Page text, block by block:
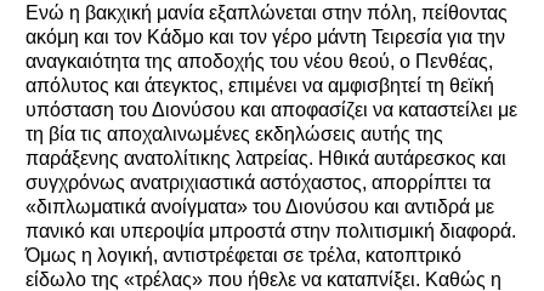
Ενώ η βακχική μανία εξαπλώνεται στην πόλη, πείθοντας
ακόμη και τον Κάδμο και τον γέρο μάντη Τειρεσία για την
αναγκαιότητα της αποδοχής του νέου θεού, ο Πενθέας,
απόλυτος και άτεγκτος, επιμένει να αμφισβητεί τη θεϊκή
υπόσταση του Διονύσου και αποφασίζει να καταστείλει με
τη βία τις αποχαλινωμένες εκδηλώσεις αυτής της
παράξενης ανατολίτικης λατρείας. Ηθικά αυτάρεσκος και
συγχρόνως ανατριχιαστικά αστόχαστος, απορρίπτει τα
«διπλωματικά ανοίγματα» του Διονύσου και αντιδρά με
πανικό και υπεροψία μπροστά στην πολιτισμική διαφορά.
Όμως η λογική, αντιστρέφεται σε τρέλα, κατοπτρικό
είδωλο της «τρέλας» που ήθελε να καταπνίξει. Καθώς η